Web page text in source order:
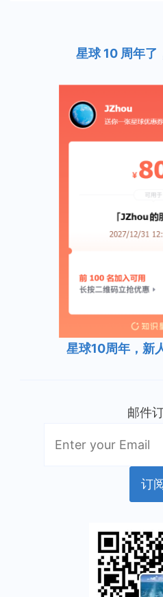
星球 10 周年了
星球10周年，新
邮件